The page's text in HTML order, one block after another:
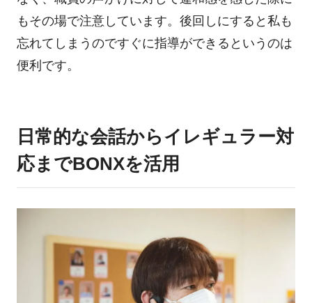
もその場で注意しています。後回しにすると私も
忘れてしまうのですぐに指導ができるというのは
便利です。
日常的な会話からイレギュラー対
応までBONXを活用